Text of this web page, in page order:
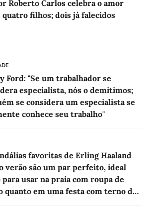
Roberto Carlos celebra o amor
quatro filhos; dois já falecidos
Ford: "Se um trabalhador se
especialista, nós o demitimos;
se considera um especialista se
conhece seu trabalho"
favoritas de Erling Haaland
verão são um par perfeito, ideal
usar na praia com roupa de
quanto em uma festa com terno de